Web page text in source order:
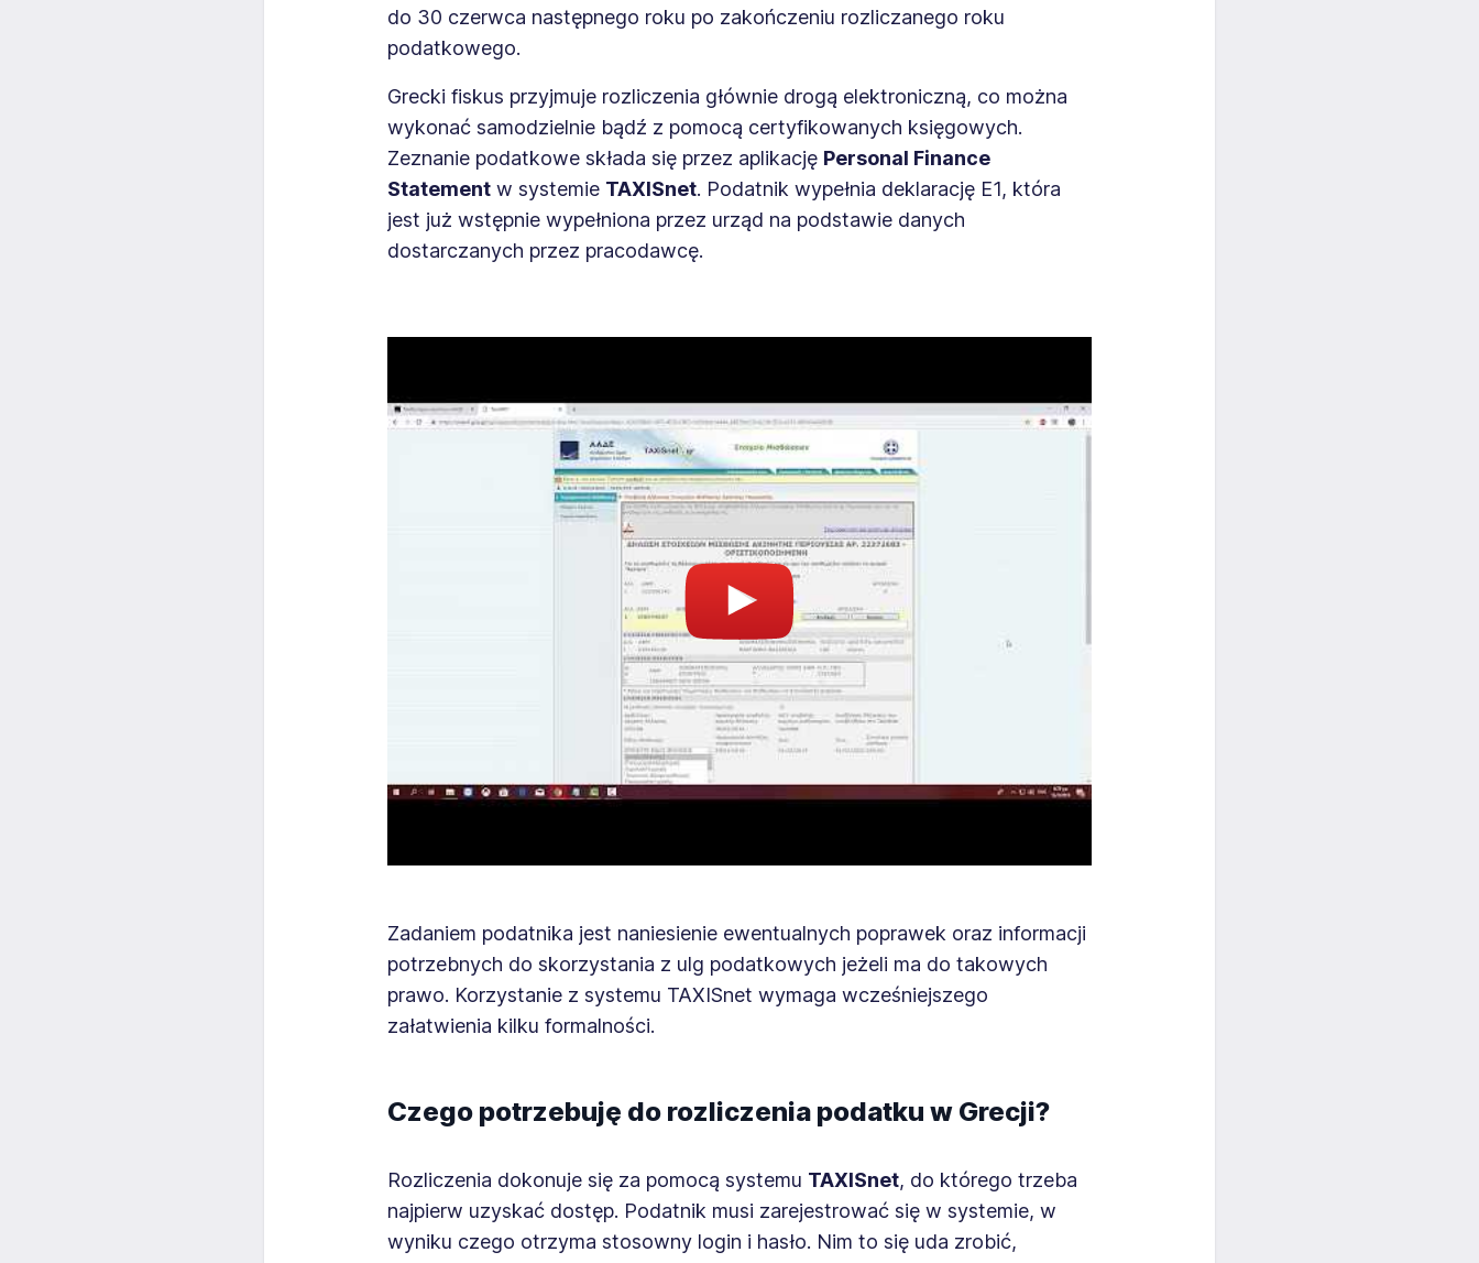
do 30 czerwca następnego roku po zakończeniu rozliczanego roku
podatkowego.
Grecki fiskus przyjmuje rozliczenia głównie drogą elektroniczną, co można
wykonać samodzielnie bądź z pomocą certyfikowanych księgowych.
Zeznanie podatkowe składa się przez aplikację Personal Finance
Statement w systemie TAXISnet. Podatnik wypełnia deklarację E1, która
jest już wstępnie wypełniona przez urząd na podstawie danych
dostarczanych przez pracodawcę.
Zadaniem podatnika jest naniesienie ewentualnych poprawek oraz informacji
potrzebnych do skorzystania z ulg podatkowych jeżeli ma do takowych
prawo. Korzystanie z systemu TAXISnet wymaga wcześniejszego
załatwienia kilku formalności.
Czego potrzebuję do rozliczenia podatku w Grecji?
Rozliczenia dokonuje się za pomocą systemu TAXISnet, do którego trzeba
najpierw uzyskać dostęp. Podatnik musi zarejestrować się w systemie, w
wyniku czego otrzyma stosowny login i hasło. Nim to się uda zrobić,